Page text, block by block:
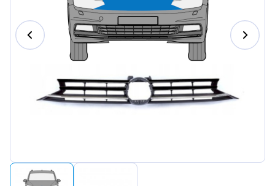
Magyar
Lietuvių
Hrvatski
Slovenian
Latvian